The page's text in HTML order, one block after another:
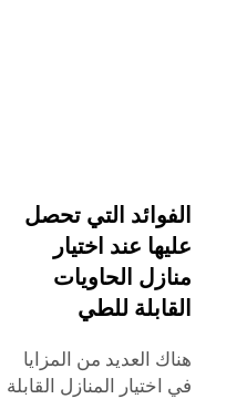
الفوائد التي تحصل
عليها عند اختيار
منازل الحاويات
القابلة للطي
هناك العديد من المزايا
في اختيار المنازل القابلة